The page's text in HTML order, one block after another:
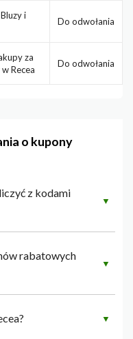
i
Do odwołania
za
Recea
Do odwołania
o kupony
z kodami
▼
rabatowych
▼
▼